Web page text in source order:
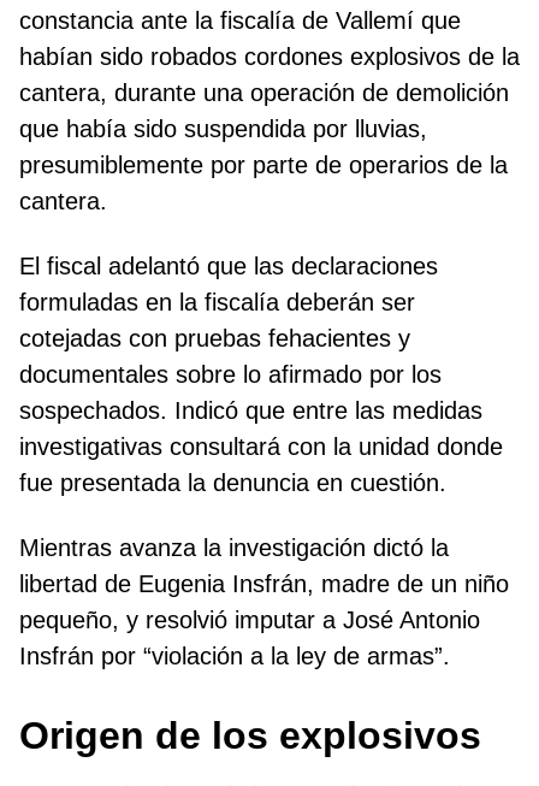
constancia ante la fiscalía de Vallemí que
habían sido robados cordones explosivos de la
cantera, durante una operación de demolición
que había sido suspendida por lluvias,
presumiblemente por parte de operarios de la
cantera.
El fiscal adelantó que las declaraciones
formuladas en la fiscalía deberán ser
cotejadas con pruebas fehacientes y
documentales sobre lo afirmado por los
sospechados. Indicó que entre las medidas
investigativas consultará con la unidad donde
fue presentada la denuncia en cuestión.
Mientras avanza la investigación dictó la
libertad de Eugenia Insfrán, madre de un niño
pequeño, y resolvió imputar a José Antonio
Insfrán por “violación a la ley de armas”.
Origen de los explosivos